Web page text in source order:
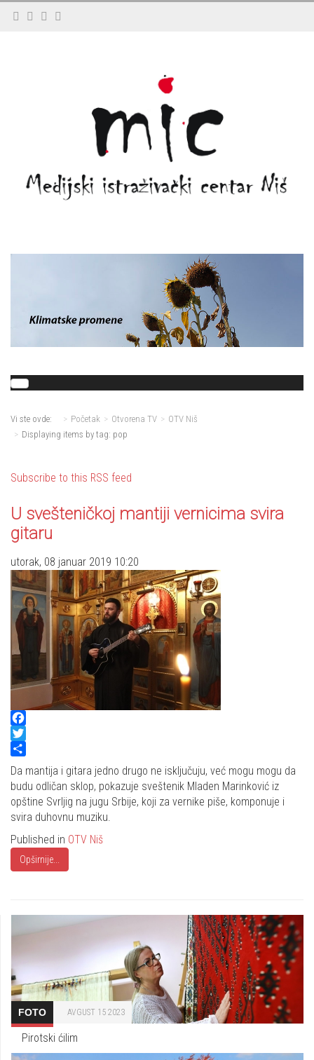
Vi ste ovde: Početak Otvorena TV
OTV Niš
Displaying items by tag: pop
Subscribe to this RSS feed
U svešteničkoj mantiji vernicima svira
gitaru
utorak, 08 januar 2019 10:20
Facebook
Twitter
Share
Da mantija i gitara jedno drugo ne isključuju, već mogu mogu da
budu odličan sklop, pokazuje sveštenik Mladen Marinković iz
opštine Svrljig na jugu Srbije, koji za vernike piše, komponuje i
svira duhovnu muziku.
Published in OTV Niš
Opširnije...
FOTO AVGUST 15 2023
Pirotski ćilim